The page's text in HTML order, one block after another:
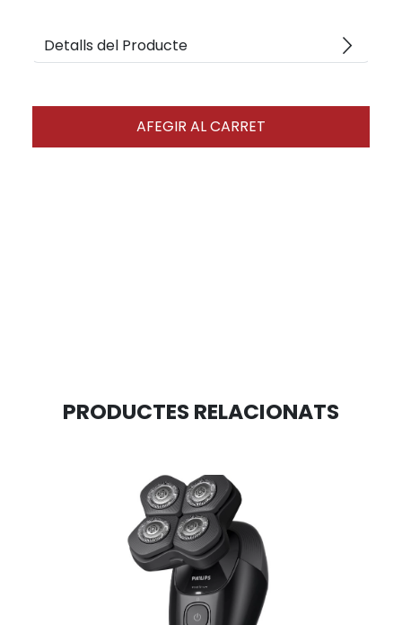
Detalls del Producte arrow_forward_ios
AFEGIR AL CARRET
PRODUCTES RELACIONATS